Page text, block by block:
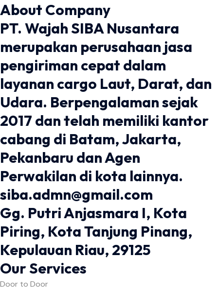
About Company
PT. Wajah SIBA Nusantara
merupakan perusahaan jasa
pengiriman cepat dalam
layanan cargo Laut, Darat, dan
Udara. Berpengalaman sejak
2017 dan telah memiliki kantor
cabang di Batam, Jakarta,
Pekanbaru dan Agen
Perwakilan di kota lainnya.
siba.admn@gmail.com
Gg. Putri Anjasmara I, Kota
Piring, Kota Tanjung Pinang,
Kepulauan Riau, 29125
Our Services
Door to Door